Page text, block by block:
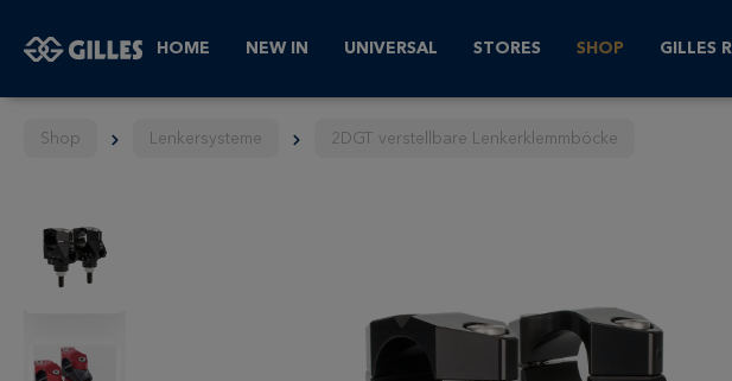
HOME NEW IN UNIVERSAL STORES SHOP GILLES
Shop Lenkersysteme 2DGT verstellbare Lenkerklemmböcke